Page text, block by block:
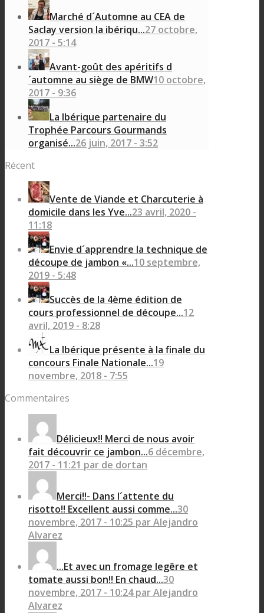
Marché d´Automne au CEA de
Saclay version la ibériqu...27 octobre,
2017 - 5:14
Avant-goût des apéritifs d
´automne au siège de BMW10 octobre,
2017 - 9:36
La Ibérique partenaire du
Trophée Parcours Gourmands
organisé...26 juin, 2017 - 3:52
Récent
Vente de Viande et Charcuterie à
domicile dans les Yve...23 avril, 2020 -
11:18
Envie d´apprendre la technique de
découpe de jambon «...10 septembre,
2019 - 5:48
Succès de la 4ème édition de
cours professionnel de découpe...12
avril, 2019 - 8:28
La Ibérique présente à la finale du
concours Finale Nationale...19
novembre, 2018 - 7:55
Commentaires
Délicieux!! Merci de nous avoir
fait découvrir ce jambon...6 décembre,
2017 - 11:21 par de dortan
Merci!!- Dans l´attente du
risotto!! Excellent aussi comme...30
novembre, 2017 - 10:25 par Alejandro
Alvarez
...Et avec un fromage legêre et
tomate aussi bon!! En chaud...30
novembre, 2017 - 10:24 par Alejandro
Alvarez